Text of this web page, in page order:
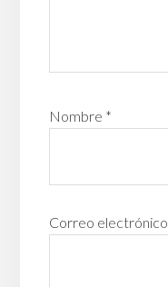
Nombre *
Correo electrónico